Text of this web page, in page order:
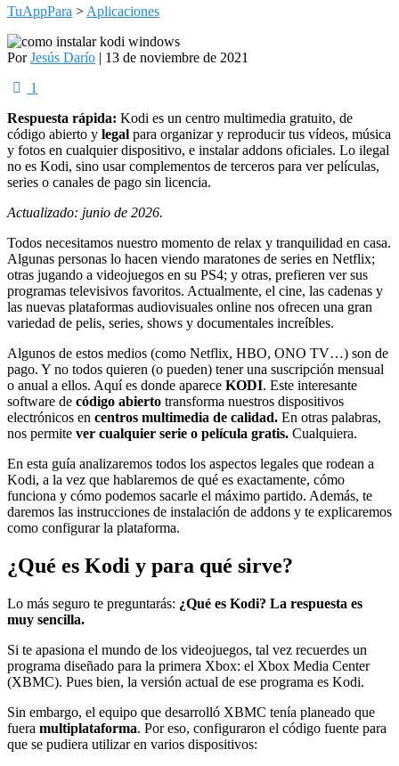
TuAppPara > Aplicaciones
PorJesús Darío | 13 de noviembre de 2021
1
Respuesta rápida: Kodi es un centro multimedia gratuito, de
código abierto y legal para organizar y reproducir tus vídeos, música
y fotos en cualquier dispositivo, e instalar addons oficiales. Lo ilegal
no es Kodi, sino usar complementos de terceros para ver películas,
series o canales de pago sin licencia.
Actualizado: junio de 2026.
Todos necesitamos nuestro momento de relax y tranquilidad en casa.
Algunas personas lo hacen viendo maratones de series en Netflix;
otras jugando a videojuegos en su PS4; y otras, prefieren ver sus
programas televisivos favoritos. Actualmente, el cine, las cadenas y
las nuevas plataformas audiovisuales online nos ofrecen una gran
variedad de pelis, series, shows y documentales increíbles.
Algunos de estos medios (como Netflix, HBO, ONO TV…) son de
pago. Y no todos quieren (o pueden) tener una suscripción mensual
o anual a ellos. Aquí es donde aparece KODI. Este interesante
software de código abierto transforma nuestros dispositivos
electrónicos en centros multimedia de calidad. En otras palabras,
nos permite ver cualquier serie o película gratis. Cualquiera.
En esta guía analizaremos todos los aspectos legales que rodean a
Kodi, a la vez que hablaremos de qué es exactamente, cómo
funciona y cómo podemos sacarle el máximo partido. Además, te
daremos las instrucciones de instalación de addons y te explicaremos
como configurar la plataforma.
¿Qué es Kodi y para qué sirve?
Lo más seguro te preguntarás: ¿Qué es Kodi? La respuesta es
muy sencilla.
Si te apasiona el mundo de los videojuegos, tal vez recuerdes un
programa diseñado para la primera Xbox: el Xbox Media Center
(XBMC). Pues bien, la versión actual de ese programa es Kodi.
Sin embargo, el equipo que desarrolló XBMC tenía planeado que
fuera multiplataforma. Por eso, configuraron el código fuente para
que se pudiera utilizar en varios dispositivos: